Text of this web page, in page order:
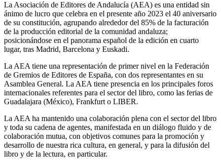
La Asociación de Editores de Andalucía (AEA) es una entidad sin
ánimo de lucro que celebra en el presente año 2023 el 40 aniversario
de su constitución, agrupando alrededor del 85% de la facturación
de la producción editorial de la comunidad andaluza;
posicionándose en el panorama español de la edición en cuarto
lugar, tras Madrid, Barcelona y Euskadi.
La AEA tiene una representación de primer nivel en la Federación
de Gremios de Editores de España, con dos representantes en su
Asamblea General. La AEA tiene presencia en los principales foros
internacionales referentes para el sector del libro, como las ferias de
Guadalajara (México), Frankfurt o LIBER.
La AEA ha mantenido una colaboración plena con el sector del libro
y toda su cadena de agentes, manifestada en un diálogo fluido y de
colaboración mutua, con objetivos comunes para la promoción y
desarrollo de nuestra rica cultura, en general, y para la difusión del
libro y de la lectura, en particular.